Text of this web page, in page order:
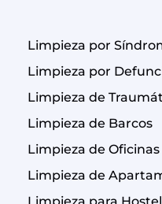
Limpieza por
Limpieza por
Limpieza de
Limpieza de Barcos
Limpieza de Oficinas
Limpieza de
Limpieza para